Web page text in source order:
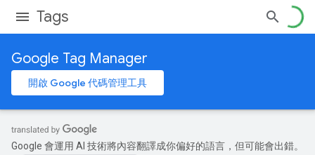
Tags
Google Tag Manager
開啟 Google 代碼管理工具
Google 會運用 AI 技術將內容翻譯成你偏好的語言，但可能會出錯。